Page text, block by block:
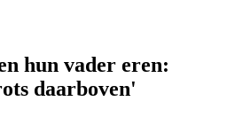
hun vader eren:
daarboven'